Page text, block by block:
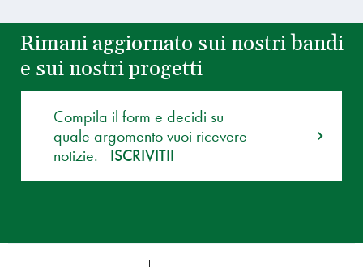
Rimani aggiornato sui nostri bandi
e sui nostri progetti
Compila il form e decidi su
quale argomento vuoi ricevere
notizie.
ISCRIVITI!